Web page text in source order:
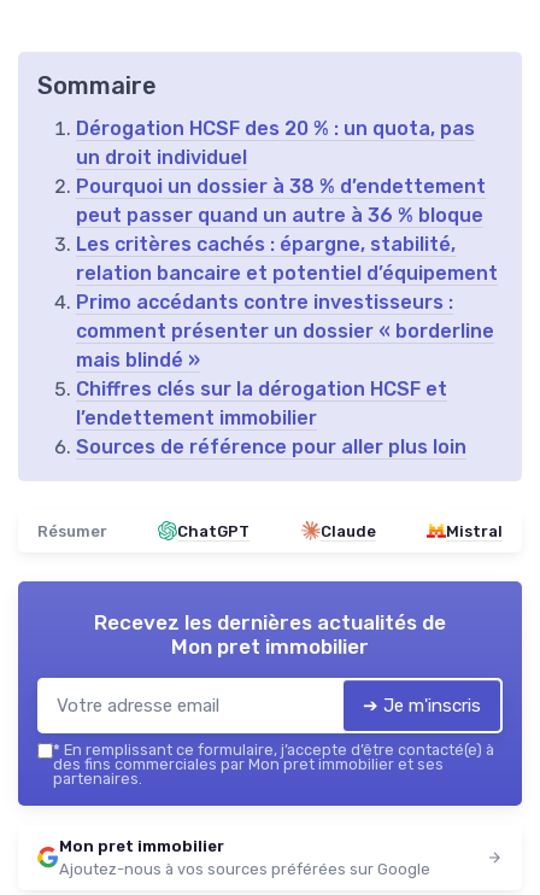
Sommaire
Dérogation HCSF des 20 % : un quota, pas
un droit individuel
Pourquoi un dossier à 38 % d’endettement
peut passer quand un autre à 36 % bloque
Les critères cachés : épargne, stabilité,
relation bancaire et potentiel d’équipement
Primo accédants contre investisseurs :
comment présenter un dossier « borderline
mais blindé »
Chiffres clés sur la dérogation HCSF et
l’endettement immobilier
Sources de référence pour aller plus loin
Résumer ChatGPT Claude Mistral
Recevez les dernières actualités de
Mon pret immobilier
➔ Je m'inscris
* En remplissant ce formulaire, j’accepte d’être contacté(e) à
des fins commerciales par Mon pret immobilier et ses
partenaires.
Mon pret immobilier
Ajoutez-nous à vos sources préférées sur Google